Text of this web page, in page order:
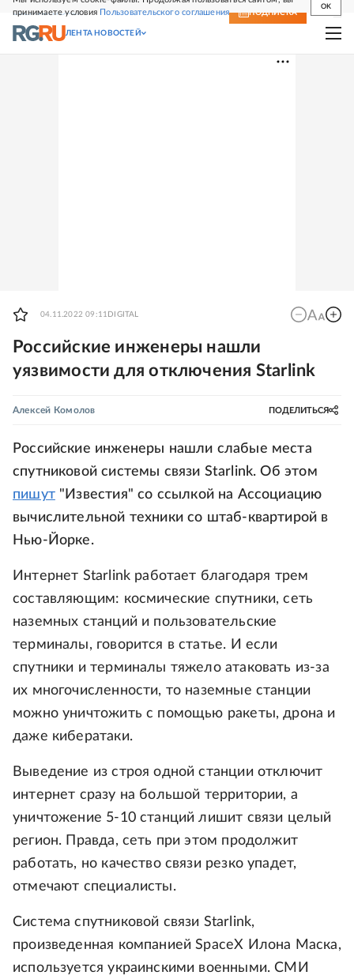
принимаете условия Пользовательского соглашения
OK
СВЕЖИЙ НОМЕР ПОДПИСКА
ЛЕНТА НОВОСТЕЙ
04.11.2022 09:11 DIGITAL
Российские инженеры нашли
уязвимости для отключения Starlink
Алексей Комолов ПОДЕЛИТЬСЯ
Российские инженеры нашли слабые места
спутниковой системы связи Starlink. Об этом
пишут"Известия" со ссылкой на Ассоциацию
вычислительной техники со штаб-квартирой в
Нью-Йорке.
Интернет Starlink работает благодаря трем
составляющим: космические спутники, сеть
наземных станций и пользовательские
терминалы, говорится в статье. И если
спутники и терминалы тяжело атаковать из-за
их многочисленности, то наземные станции
можно уничтожить с помощью ракеты, дрона и
даже кибератаки.
Выведение из строя одной станции отключит
интернет сразу на большой территории, а
уничтожение 5-10 станций лишит связи целый
регион. Правда, сеть при этом продолжит
работать, но качество связи резко упадет,
отмечают специалисты.
Система спутниковой связи Starlink,
произведенная компанией SpaceX Илона Маска,
используется украинскими военными. СМИ